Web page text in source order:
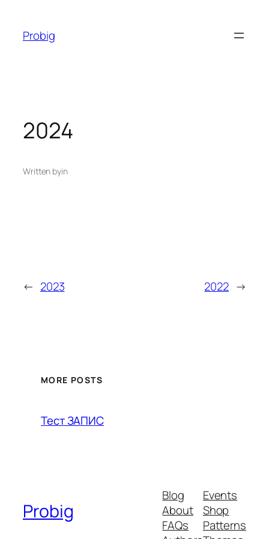
вмісту
Probig
2024
Written byin
← 2023 2022 →
MORE POSTS
Тест ЗАПИС
Probig
Blog
About
FAQs
Events
Shop
Patterns